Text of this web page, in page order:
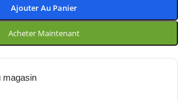
Ajouter Au Panier
Acheter Maintenant
magasin